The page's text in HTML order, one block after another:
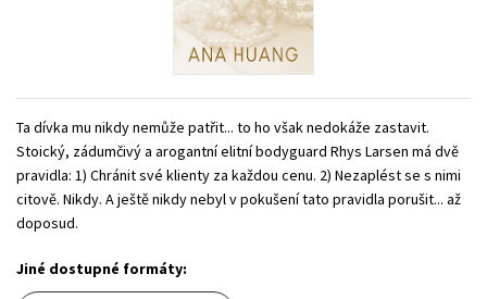
Zahraniční literatura
Všechny tituly
Ta dívka mu nikdy nemůže patřit... to ho však nedokáže zastavit.
Stoický, zádumčivý a arogantní elitní bodyguard Rhys Larsen má dvě
pravidla: 1) Chránit své klienty za každou cenu. 2) Nezaplést se s nimi
citově. Nikdy. A ještě nikdy nebyl v pokušení tato pravidla porušit... až
doposud.
Jiné dostupné formáty: